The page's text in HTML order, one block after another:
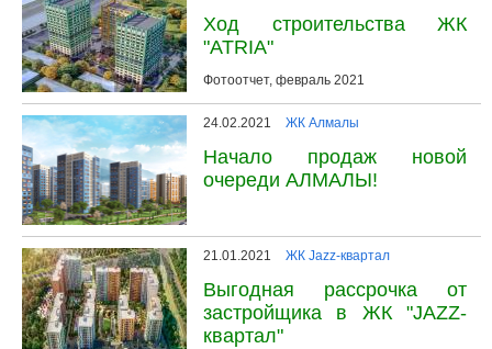
Ход строительства ЖК
"ATRIA"
Фотоотчет, февраль 2021
24.02.2021 ЖК Алмалы
Начало продаж новой
очереди АЛМАЛЫ!
21.01.2021 ЖК Jazz-квартал
Выгодная рассрочка от
застройщика в ЖК "JAZZ-
квартал"